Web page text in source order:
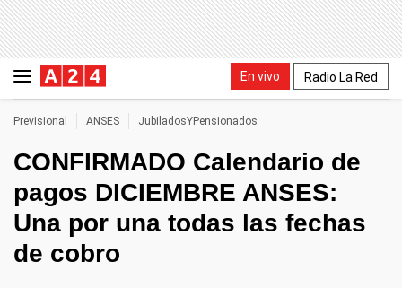
En vivo Radio La Red
Previsional ANSES JubiladosYPensionados
CONFIRMADO Calendario de
pagos DICIEMBRE ANSES:
Una por una todas las fechas
de cobro